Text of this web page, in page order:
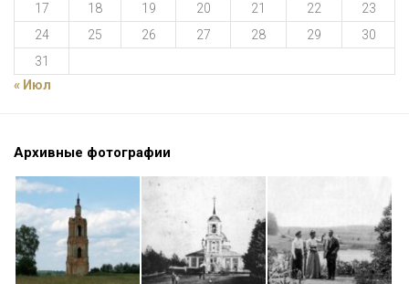
17
18 19 20 21 22
23
24
25 26 27 28 29
30
31
« Июл
Архивные фотографии